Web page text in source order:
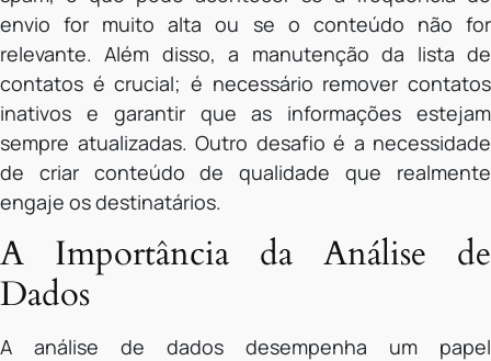
envio for muito alta ou se o conteúdo não for
relevante. Além disso, a manutenção da lista de
contatos é crucial; é necessário remover contatos
inativos e garantir que as informações estejam
sempre atualizadas. Outro desafio é a necessidade
de criar conteúdo de qualidade que realmente
engaje os destinatários.
A Importância da Análise de
Dados
A análise de dados desempenha um papel